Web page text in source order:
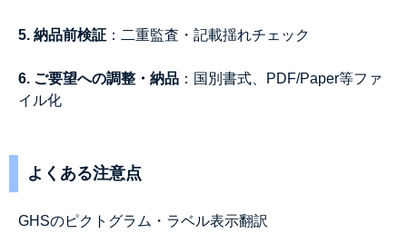
5. 納品前検証 ：二重監査・記載揺れチェック
6. ご要望への調整・納品 ：国別書式、PDF/Paper等ファ
イル化
よくある注意点
GHSのピクトグラム・ラベル表示翻訳